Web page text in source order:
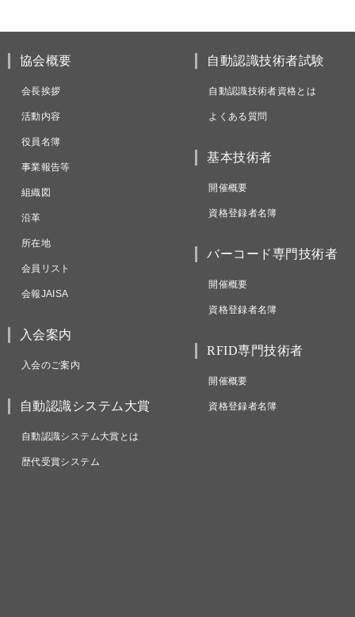
協会概要
会長挨拶
活動内容
役員名簿
事業報告等
組織図
沿革
所在地
会員リスト
会報JAISA
入会案内
入会のご案内
自動認識システム大賞
自動認識システム大賞とは
歴代受賞システム
自動認識技術者試験
自動認識技術者資格とは
よくある質問
基本技術者
開催概要
資格登録者名簿
バーコード専門技術者
開催概要
資格登録者名簿
RFID専門技術者
開催概要
資格登録者名簿